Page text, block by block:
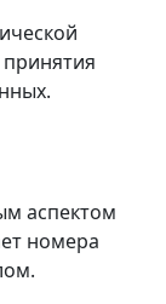
аспектом
номера